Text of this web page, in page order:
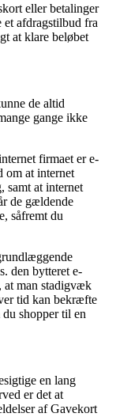
eller betalinger
et afdragstilbud fra
at klare beløbet
de altid
gange ikke
firmaet er e-
om at internet
samt at internet
de gældende
såfremt du
den bytteret e-
at man stadigvæk
tid kan bekræfte
shopper til en
en lang
er det at
af Gavekort